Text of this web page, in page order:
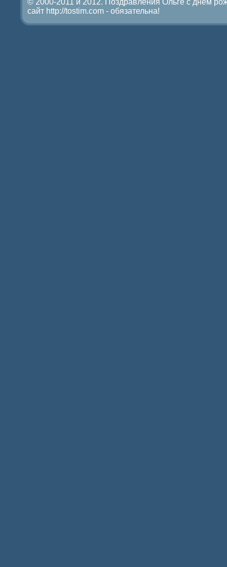
© 2000-2011 и 2012. Поздравления Ольге с днем
сайт http://tostim.com - обязательна!